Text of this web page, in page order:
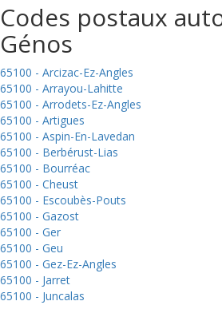
Codes postaux
Génos
65100 - Arcizac-Ez-Angles
65100 - Arrayou-Lahitte
65100 - Arrodets-Ez-Angles
65100 - Artigues
65100 - Aspin-En-Lavedan
65100 - Berbérust-Lias
65100 - Bourréac
65100 - Cheust
65100 - Escoubès-Pouts
65100 - Gazost
65100 - Ger
65100 - Geu
65100 - Gez-Ez-Angles
65100 - Jarret
65100 - Juncalas